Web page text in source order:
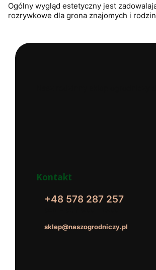
Ogólny wygląd estetyczny jest
rozrywkowe dla grona znajomych i
Kontakt
+48 578 287 257
sklep@naszogrodniczy.pl